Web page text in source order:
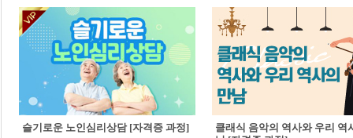
슬기로운 노인심리상담 [자격증 과정]
클래식 음악의 역사와 우리 역